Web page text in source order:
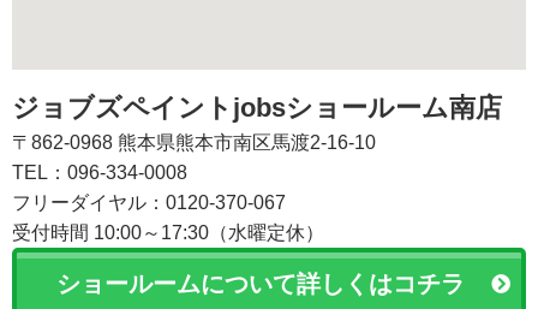
ジョブズペイントjobsショールーム南店
〒862-0968 熊本県熊本市南区馬渡2-16-10
TEL：096-334-0008
フリーダイヤル：0120-370-067
受付時間 10:00～17:30（水曜定休）
ショールームについて詳しくはコチラ